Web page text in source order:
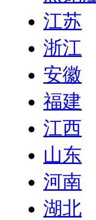
江苏
浙江
安徽
福建
江西
山东
河南
湖北